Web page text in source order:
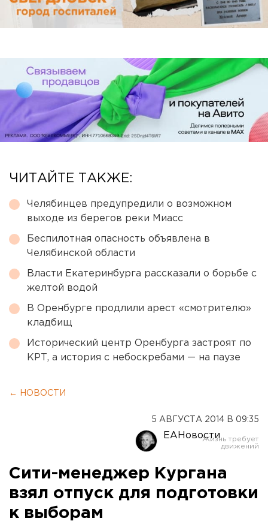
ЧИТАЙТЕ ТАКЖЕ:
Челябинцев предупредили о возможном
выходе из берегов реки Миасс
Беспилотная опасность объявлена в
Челябинской области
Власти Екатеринбурга рассказали о борьбе с
желтой водой
В Оренбурге продлили арест «смотрителю»
кладбищ
Исторический центр Оренбурга застроят по
КРТ, а история с небоскребами — на паузе
← НОВОСТИ
5 АВГУСТА 2014 В 09:35
ЕАНовости
Сити-менеджер Кургана
взял отпуск для подготовки
к выборам